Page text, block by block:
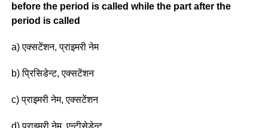
before the period is called while the part after the
period is called
a) एक्सटेंशन, प्राइमरी नेम
b) प्रिसिडेन्ट, एक्सटेंशन
c) प्राइमरी नेम, एक्सटेंशन